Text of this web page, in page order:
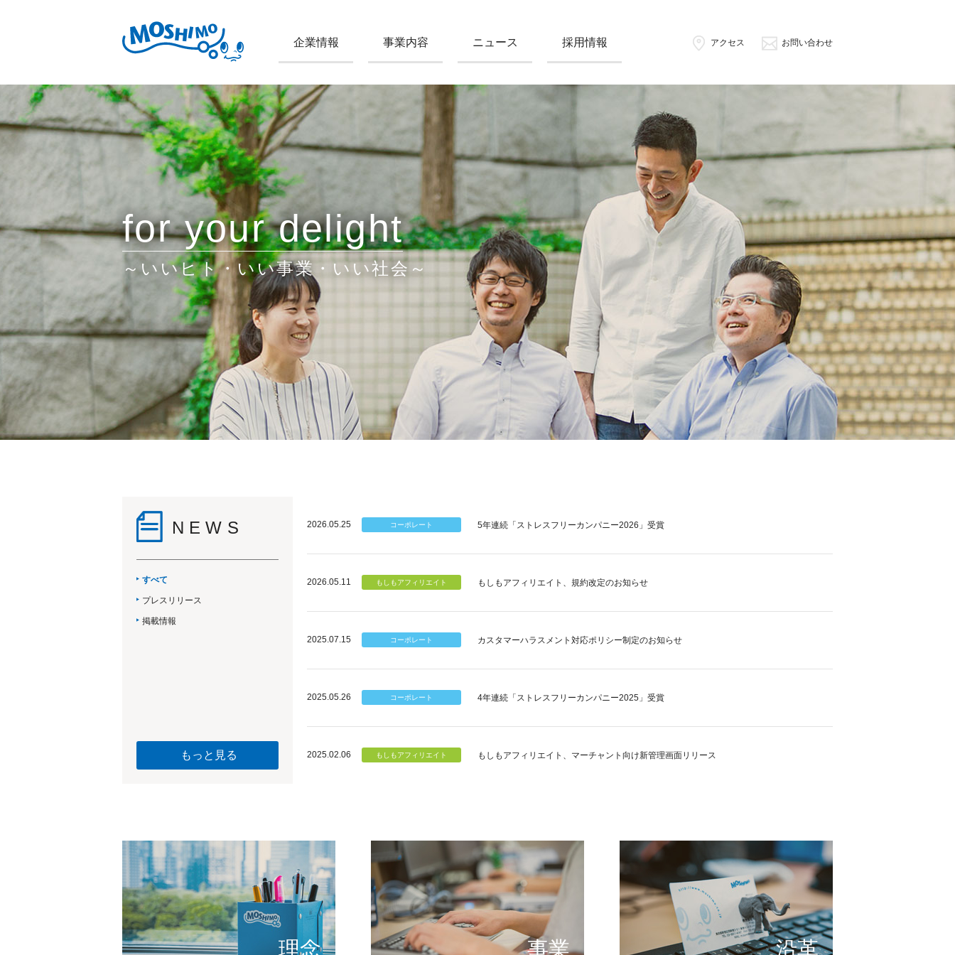
企業情報 事業内容 ニュース 採用情報 アクセス お問い合わせ
for your delight
～いいヒト・いい事業・いい社会～
NEWS
すべて
プレスリリース
掲載情報
もっと見る
2026.05.25 5年連続「ストレスフリーカンパニー2026」受賞
2026.05.11 もしもアフィリエイト、規約改定のお知らせ
2025.07.15 カスタマーハラスメント対応ポリシー制定のお知らせ
2025.05.26 4年連続「ストレスフリーカンパニー2025」受賞
2025.02.06 もしもアフィリエイト、マーチャント向け新管理画面リリース
理念
個のチカラ
もしもが描く未来の形とは
事業
可能性の実現に向けて
提供するサービスの仕組み
沿革